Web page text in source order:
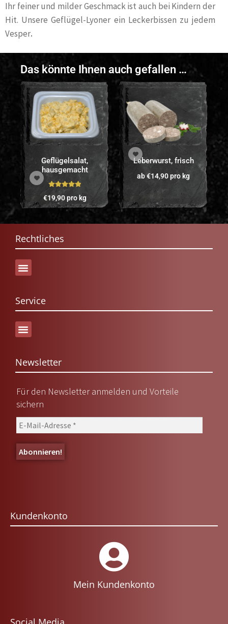
Ihr feiner und milder Geschmack ist auch bei Kindern der
Hit. Unsere Geflügel-Lyoner ein Leckerbissen zu jedem
Vesper.
Das könnte Ihnen auch gefallen …
Geflügelsalat,
hausgemacht
Bewertet mit
5.00von 5
€19,90pro kg
Leberwurst, frisch
ab€14,90pro kg
Rechtliches
Service
Newsletter
Für den Newsletter anmelden und Vorteile
sichern
Kundenkonto
Mein Kundenkonto